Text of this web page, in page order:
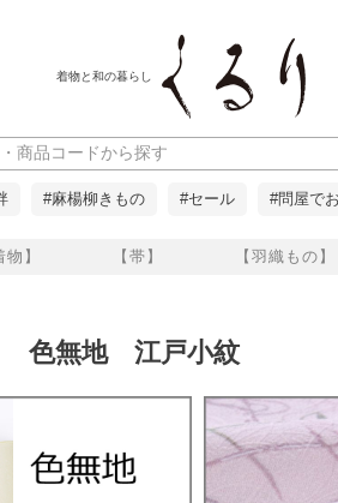
着物と和の暮らし
物】 【帯】 【羽織もの】
#麻楊柳きもの #セール #問屋で
色無地 江戸小紋